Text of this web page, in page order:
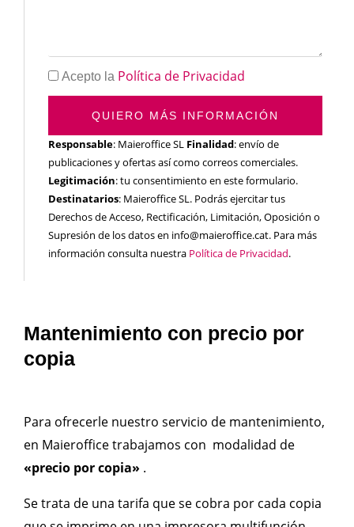
Acepto la Política de Privacidad
QUIERO MÁS INFORMACIÓN
Responsable: Maieroffice SL Finalidad: envío de
publicaciones y ofertas así como correos comerciales.
Legitimación: tu consentimiento en este formulario.
Destinatarios: Maieroffice SL. Podrás ejercitar tus
Derechos de Acceso, Rectificación, Limitación, Oposición o
Supresión de los datos en info@maieroffice.cat. Para más
información consulta nuestra Política de Privacidad.
Mantenimiento con precio por
copia
Para ofrecerle nuestro servicio de mantenimiento,
en Maieroffice trabajamos con modalidad de
«precio por copia» .
Se trata de una tarifa que se cobra por cada copia